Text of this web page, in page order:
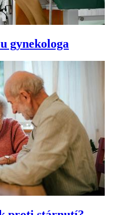
gynekologa